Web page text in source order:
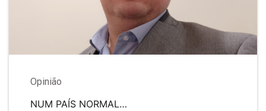
Opinião
NUM PAÍS NORMAL…